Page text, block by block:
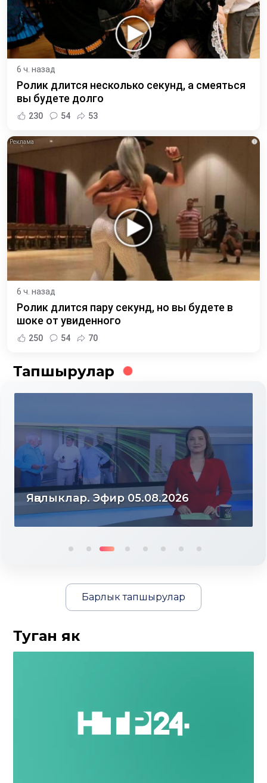
6 ч. назад
Ролик длится несколько секунд, а смеяться
вы будете долго
230 54 53
i
6 ч. назад
Ролик длится пару секунд, но вы будете в
шоке от увиденного
250 54 70
Тапшырулар
Яңалыклар. Эфир 04.08.2026
Барлык тапшырулар
Туган як